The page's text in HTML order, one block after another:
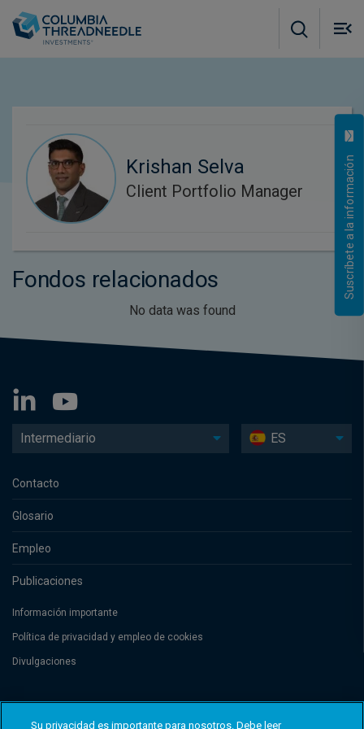
Krishan Selva
Client Portfolio Manager
Fondos relacionados
No data was found
Intermediario ES
Contacto
Glosario
Empleo
Publicaciones
Información importante
Política de privacidad y empleo de cookies
Divulgaciones
de Commerce et des Sociétés (Luxembourg), No. B 110242 and/or
Su privacidad es importante para nosotros. Debe leer
Suscríbete a la información